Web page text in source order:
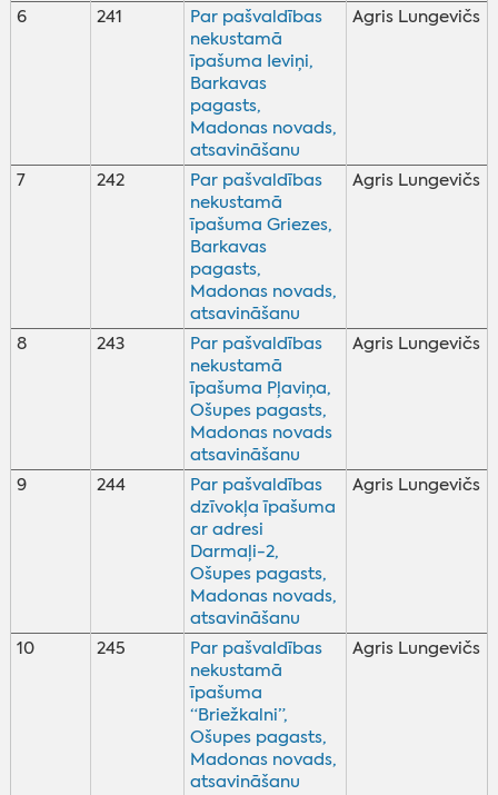
6 241
Par pašvaldības
nekustamā
īpašuma Ieviņi,
Barkavas
pagasts,
Madonas novads,
atsavināšanu
Agris Lungevičs
7 242
Par pašvaldības
nekustamā
īpašuma Griezes,
Barkavas
pagasts,
Madonas novads,
atsavināšanu
Agris Lungevičs
8 243
Par pašvaldības
nekustamā
īpašuma Pļaviņa,
Ošupes pagasts,
Madonas novads
atsavināšanu
Agris Lungevičs
9 244
Par pašvaldības
dzīvokļa īpašuma
ar adresi
Darmaļi-2,
Ošupes pagasts,
Madonas novads,
atsavināšanu
Agris Lungevičs
10 245
Par pašvaldības
nekustamā
īpašuma
“Briežkalni”,
Ošupes pagasts,
Madonas novads,
atsavināšanu
Agris Lungevičs